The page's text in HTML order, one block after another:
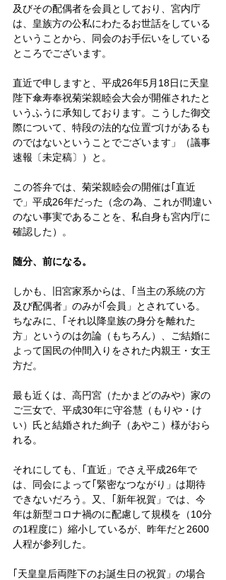
及びその配偶者を会員としており、宮内庁
は、皇族方の公私にわたるお世話をしている
ということから、同会のお手伝いをしている
ところでございます。
直近で申しますと、平成26年5月18日に天皇
陛下傘寿奉祝菊栄親睦会大会が開催されたと
いうふうに承知しております。こうした御交
際について、特段の法的な位置づけがあるも
のではないということでございます」（議事
速報〔未定稿〕）と。
この答弁では、菊栄親睦会の開催は｢直近
で」平成26年だった（念の為、これが間違い
のない事実であることを、私自身も宮内庁に
確認した）。
随分、前になる。
しかも、旧宮家系からは、｢当主の系統の方
及び配偶者」のみが｢会員」とされている。
ちなみに、｢それ以降皇族の身分を離れた
方」というのは勿論（もちろん）、ご結婚に
よって国民の仲間入りをされた内親王・女王
方だ。
最も近くは、高円宮（たかまどのみや）家の
ご三女で、平成30年に守谷慧（もりや・け
い）氏と結婚された絢子（あやこ）様がおら
れる。
それにしても、｢直近」でさえ平成26年で
は、同会によって｢緊密なつながり」は期待
できないだろう。又、｢新年祝賀」では、今
年は新型コロナ禍のに配慮して規模を（10分
の1程度に）縮小しているが、昨年だと2600
人程が参列した。
｢天皇皇后両陛下のお誕生日の祝賀」の場合